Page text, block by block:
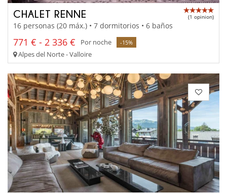
CHALET RENNE (1 opinion)
16 personas (20 máx.) • 7 dormitorios • 6 baños
771 € - 2 336 € Por noche -15%
Alpes del Norte - Valloire